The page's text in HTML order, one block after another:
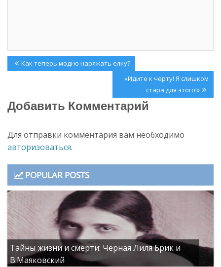
Навигация
по
Previous
Post:
Как теперь модно наряжать елку?
Next
«Идите к черту! Я слишком
стара для этого!»
Добавить Комментарий
Для отправки комментария вам необходимо
авторизоваться.
POPULAR POSTS
Тайны жизни и смерти: Чёрная Лиля Брик и
В.Маяковский